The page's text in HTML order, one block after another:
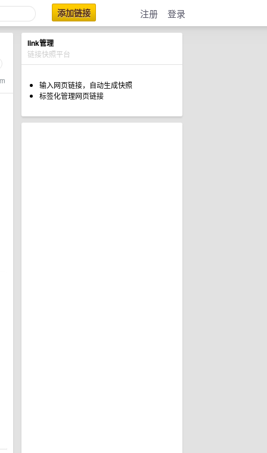
添加链接 注册 登录
link管理
链接快照平台
输入网页链接，自动生成快照
标签化管理网页链接